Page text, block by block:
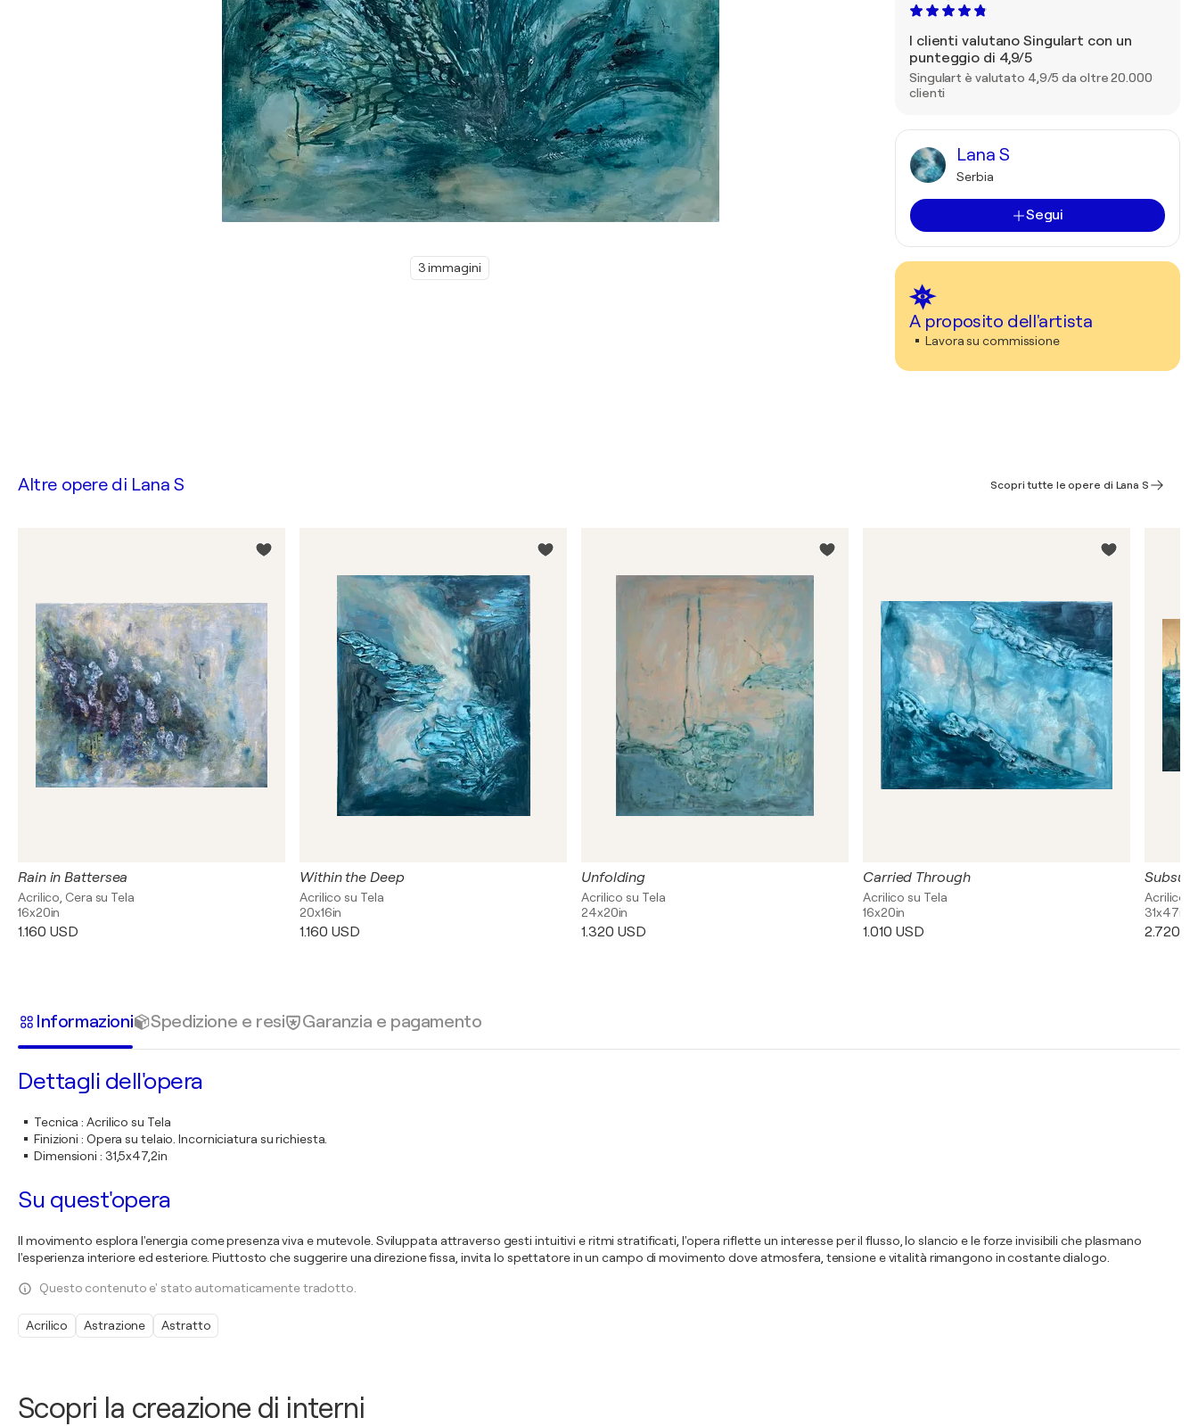
3 immagini
I clienti valutano Singulart con un
punteggio di 4,9/5
Singulart è valutato 4,9/5 da oltre 20.000
clienti
Lana S
Serbia
Segui
A proposito dell'artista
Lavora su commissione
Scopri la creazione di interni
Altre opere di Lana S Scopri tutte le opere di Lana S
Rain in Battersea
Acrilico, Cera su Tela
16x20in
1.160 USD
Within the Deep
Acrilico su Tela
20x16in
1.160 USD
Unfolding
Acrilico su Tela
24x20in
1.320 USD
Carried Through
Acrilico su Tela
16x20in
1.010 USD
Acrilico,
31x47in
2.720
Informazioni Spedizione e resi Garanzia e pagamento
Dettagli dell'opera
Tecnica :Acrilico su Tela
Finizioni : Opera su telaio. Incorniciatura su richiesta.
Dimensioni : 31,5x47,2in
Su quest'opera
Il movimento esplora l'energia come presenza viva e mutevole. Sviluppata attraverso gesti intuitivi e ritmi stratificati, l'opera riflette un interesse per il flusso, lo slancio e le forze invisibili che plasmano
l'esperienza interiore ed esteriore. Piuttosto che suggerire una direzione fissa, invita lo spettatore in un campo di movimento dove atmosfera, tensione e vitalità rimangono in costante dialogo.
Questo contenuto e' stato automaticamente tradotto.
Acrilico Astrazione Astratto